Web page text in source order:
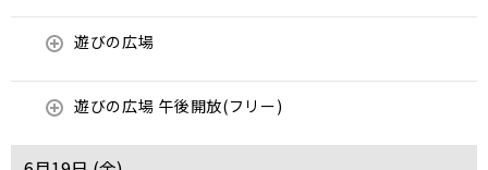
遊びの広場
遊びの広場 午後開放(フリー)